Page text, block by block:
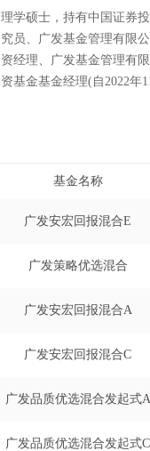
理学硕士，持有中国证券
究员、广发基金管理有限
资经理、广发基金管理有
资基金基金经理(自2022年
基金名称
广发安宏回报混合E
广发策略优选混合
广发安宏回报混合A
广发安宏回报混合C
广发品质优选混合发起式A
广发品质优选混合发起式C